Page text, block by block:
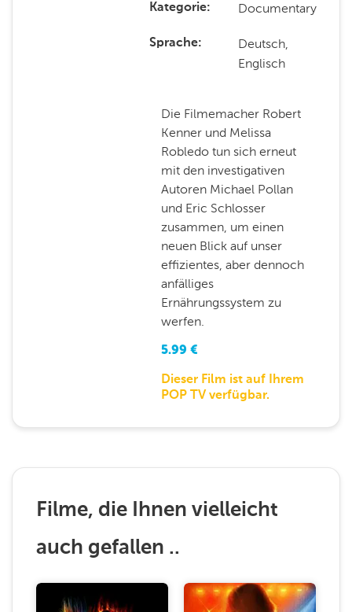
Kategorie Documentary
Sprache
Deutsch,
Englisch
Die Filmemacher Robert
Kenner und Melissa
Robledo tun sich erneut
mit den investigativen
Autoren Michael Pollan
und Eric Schlosser
zusammen, um einen
neuen Blick auf unser
effizientes, aber dennoch
anfälliges
Ernährungssystem zu
werfen.
5.99 €
Dieser Film ist auf Ihrem
POP TV verfügbar.
Filme, die Ihnen vielleicht
auch gefallen ..